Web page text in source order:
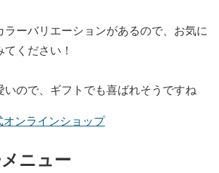
ーバリエーションがあるので、お気に
ください！
いので、ギフトでも喜ばれそうですね
ンラインショップ
ニュー